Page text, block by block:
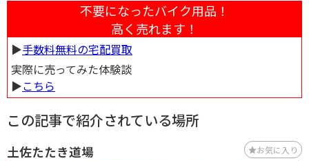
不要になったバイク用品！
高く売れます！
▶︎手数料無料の宅配買取
実際に売ってみた体験談
▶︎こちら
この記事で紹介されている場所
土佐たたき道場 お気に入り